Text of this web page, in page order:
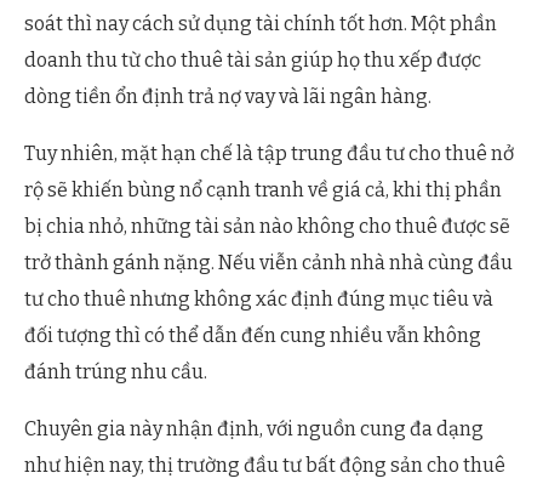
soát thì nay cách sử dụng tài chính tốt hơn. Một phần
doanh thu từ cho thuê tài sản giúp họ thu xếp được
dòng tiền ổn định trả nợ vay và lãi ngân hàng.
Tuy nhiên, mặt hạn chế là tập trung đầu tư cho thuê nở
rộ sẽ khiến bùng nổ cạnh tranh về giá cả, khi thị phần
bị chia nhỏ, những tài sản nào không cho thuê được sẽ
trở thành gánh nặng. Nếu viễn cảnh nhà nhà cùng đầu
tư cho thuê nhưng không xác định đúng mục tiêu và
đối tượng thì có thể dẫn đến cung nhiều vẫn không
đánh trúng nhu cầu.
Chuyên gia này nhận định, với nguồn cung đa dạng
như hiện nay, thị trường đầu tư bất động sản cho thuê